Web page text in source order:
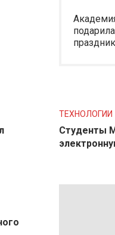
праздник
ТЕХНОЛОГИИ
Студенты